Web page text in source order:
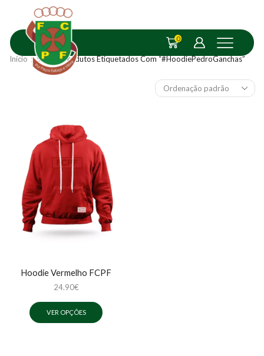
0
Início Shop Produtos Etiquetados Com “#HoodiePedroGanchas”
Hoodie Vermelho FCPF
24.90€
VER OPÇÕES